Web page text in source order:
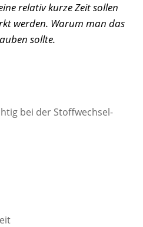
relativ kurze Zeit sollen
werden. Warum man das
sollte.